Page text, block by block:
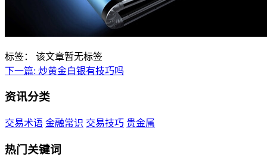
标签：
该文章暂无标签
下一篇: 炒黄金白银有技巧吗
资讯分类
交易术语 金融常识 交易技巧 贵金属
热门关键词